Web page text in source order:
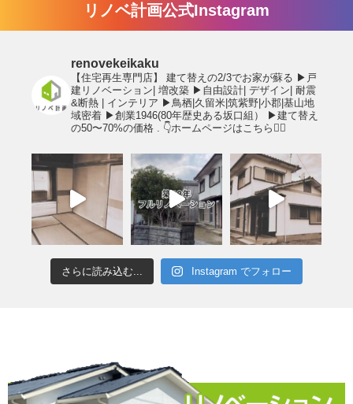
リノベ計画公式Instagram
renovekeikaku
【住宅再生専門店】 建て替えの2/3でお家が蘇る ▶︎戸
建リノベーション| 増改築 ▶︎自由設計| デザイン| 耐震
&断熱 | インテリア ▶︎鳥栖|久留米|筑紫野|小郡|基山地
域密着 ▶︎創業1946(80年歴史ある坂口組）
▶︎建て替え
の50〜70%の価格
👇ホームページはこちら💁‍♂️
さらに読み込む... Instagram でフォロー